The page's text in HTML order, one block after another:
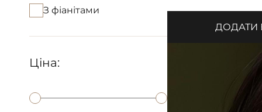
З фіанітами
Ціна:
ДОДАТИ